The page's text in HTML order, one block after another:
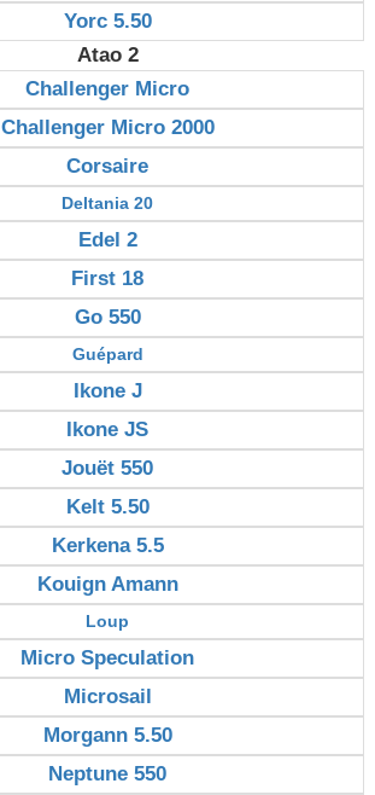
Yorc 5.50
Atao 2
Challenger Micro
Challenger Micro 2000
Corsaire
Deltania 20
Edel 2
First 18
Go 550
Guépard
Ikone J
Ikone JS
Jouët 550
Kelt 5.50
Kerkena 5.5
Kouign Amann
Loup
Micro Speculation
Microsail
Morgann 5.50
Neptune 550